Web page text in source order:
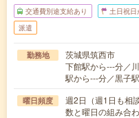
交通費別途支給あり 土日祝日
派遣
勤務地
茨城県筑西市
下館駅から---分／
駅から---分／黒子
曜日頻度
週2日（週1日も相
数と曜日の組み合